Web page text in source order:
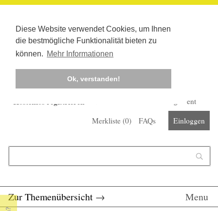
Diese Website verwendet Cookies, um Ihnen
die bestmögliche Funktionalität bieten zu
können. Mehr Informationen
Ok, verstanden!
Kostenlos registrieren
Corona-Management
Merkliste (0) FAQs Einloggen
Zur Themenübersicht → Menu